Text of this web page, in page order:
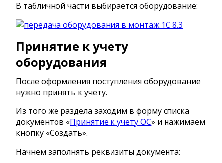
В табличной части выбирается оборудование:
Принятие к учету
оборудования
После оформления поступления оборудование
нужно принять к учету.
Из того же раздела заходим в форму списка
документов «Принятие к учету ОС» и нажимаем
кнопку «Создать».
Начнем заполнять реквизиты документа: